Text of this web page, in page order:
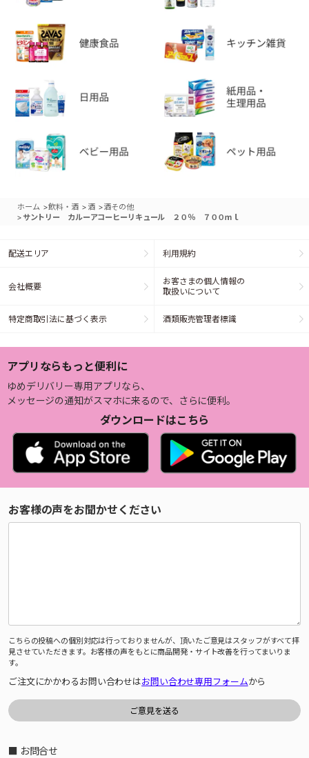
ホーム >飲料・酒 > 酒 >酒その他
> サントリー カルーアコーヒーリキュール ２０％ ７００ｍｌ
配送エリア 利用規約
会社概要
お客さまの個人情報の
取扱いについて
特定商取引法に基づく表示 酒類販売管理者標識
アプリならもっと便利に
ゆめデリバリー専用アプリなら、
メッセージの通知がスマホに来るので、さらに便利。
ダウンロードはこちら
お客様の声をお聞かせください
こちらの投稿への個別対応は行っておりませんが、頂いたご意見はスタッフがすべて拝
見させていただきます。お客様の声をもとに商品開発・サイト改善を行ってまいりま
す。
ご注文にかかわるお問い合わせはお問い合わせ専用フォームから
■ お問合せ